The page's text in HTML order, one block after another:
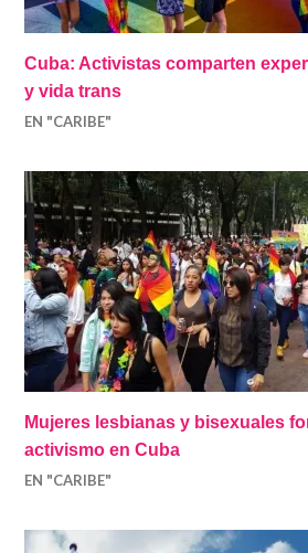
Cuba: Activistas comparten
y vida trans
EN "CARIBE"
Mujeres lesbianas y bisexuales
activismo en Cuba
EN "CARIBE"